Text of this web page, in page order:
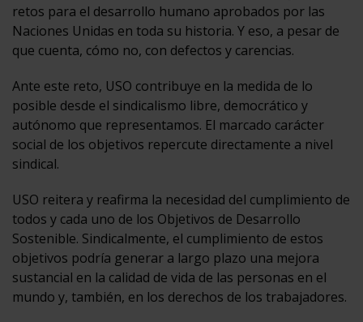
retos para el desarrollo humano aprobados por las
Naciones Unidas en toda su historia. Y eso, a pesar de
que cuenta, cómo no, con defectos y carencias.
Ante este reto, USO contribuye en la medida de lo
posible desde el sindicalismo libre, democrático y
autónomo que representamos. El marcado carácter
social de los objetivos repercute directamente a nivel
sindical.
USO reitera y reafirma la necesidad del cumplimiento de
todos y cada uno de los Objetivos de Desarrollo
Sostenible. Sindicalmente, el cumplimiento de estos
objetivos podría generar a largo plazo una mejora
sustancial en la calidad de vida de las personas en el
mundo y, también, en los derechos de los trabajadores.